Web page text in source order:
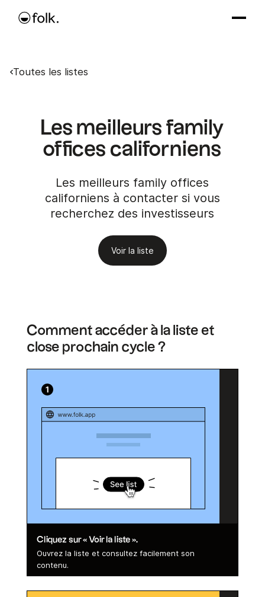
Toutes les listes
Les meilleurs family
offices californiens
Les meilleurs family offices
californiens à contacter si vous
recherchez des investisseurs
Voir la liste
Comment accéder à la liste et
close prochain cycle ?
Cliquez sur « Voir la liste ».
Ouvrez la liste et consultez facilement son
contenu.